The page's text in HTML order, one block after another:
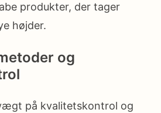
produkter, der tager
højder.
og
på kvalitetskontrol og